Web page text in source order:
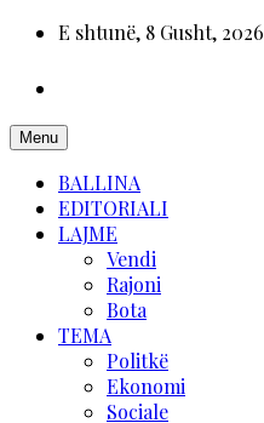
E shtunë, 8 Gusht, 2026
Menu
BALLINA
EDITORIALI
LAJME
Vendi
Rajoni
Bota
TEMA
Politkë
Ekonomi
Sociale